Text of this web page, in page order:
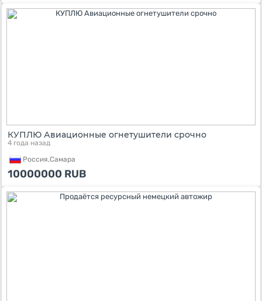
КУПЛЮ Авиационные огнетушители срочно
4 года назад
Россия,Самара
10000000 RUB